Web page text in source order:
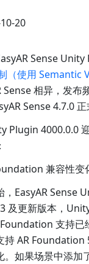
20
Sense
（使用 Semantic
Sense 相异，发布
Sense 4.7.0 正
Plugin 4000.0.0
兼容性变
，EasyAR Sense
及更新版本，
支持已
持 AR Foundation
。如果场景中添加